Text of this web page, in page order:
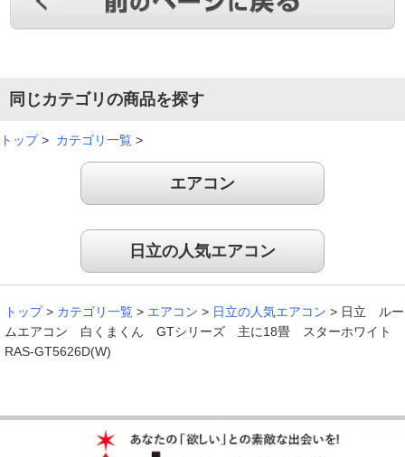
真夏日でも快適です
心して使えるようになりました。既に真夏日が何日かありまし
た。もちろん快適です。
（愛知県60代M.H様）
音が静かでとても快適
コン入れているのを忘れるくらい。とても快適です。
（ 福岡県 60代
同じカテゴリの商品を探す
トップ> カテゴリ一覧 >
エアコン
日立の人気エアコン
トップ > カテゴリ一覧 > エアコン > 日立の人気エアコン > 日立 ルー
ムエアコン 白くまくん GTシリーズ 主に18畳 スターホワイト
RAS-GT5626D(W)